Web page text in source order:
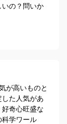
の？問いか
が高いものと
た人気があ
奇心旺盛な
学ワール